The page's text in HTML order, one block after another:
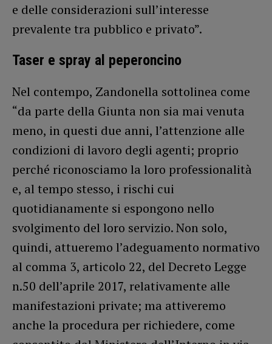
e delle considerazioni sull’interesse
prevalente tra pubblico e privato”.
Taser e spray al peperoncino
Nel contempo, Zandonella sottolinea come
“da parte della Giunta non sia mai venuta
meno, in questi due anni, l’attenzione alle
condizioni di lavoro degli agenti; proprio
perché riconosciamo la loro professionalità
e, al tempo stesso, i rischi cui
quotidianamente si espongono nello
svolgimento del loro servizio. Non solo,
quindi, attueremo l’adeguamento normativo
al comma 3, articolo 22, del Decreto Legge
n.50 dell’aprile 2017, relativamente alle
manifestazioni private; ma attiveremo
anche la procedura per richiedere, come